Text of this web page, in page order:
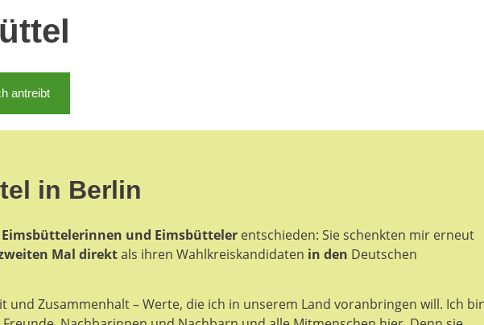
antreibt
in Berlin
Eimsbüttelerinnen und Eimsbütteler entschieden: Sie schenkten mir erneut
Mal direktals ihren Wahlkreiskandidaten in den Deutschen
und Zusammenhalt – Werte, die ich in unserem Land voranbringen will. Ich